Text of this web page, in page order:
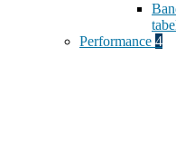
Performance 4